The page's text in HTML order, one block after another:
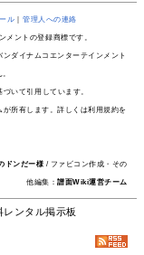
ル ｜管理人への連絡
メントの登録商標です。
ダイナムコエンターテインメント
いて引用しています。
所有します。詳しくは利用規約を
ドンだー様 / ファビコン作成・その
他編集：譜面Wiki運営チーム
レンタル掲示板